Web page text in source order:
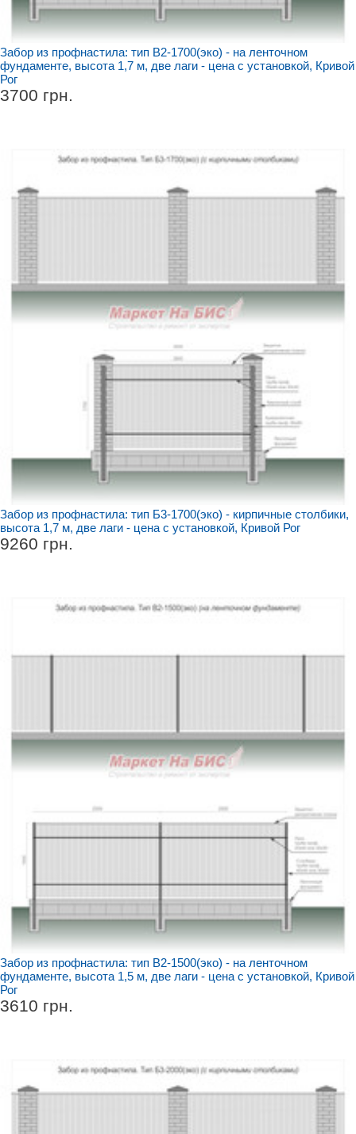
Забор из профнастила: тип В2-1700(эко) - на ленточном
фундаменте, высота 1,7 м, две лаги - цена с установкой, Кривой
Рог
3700 грн.
Забор из профнастила: тип Б3-1700(эко) - кирпичные столбики,
высота 1,7 м, две лаги - цена с установкой, Кривой Рог
9260 грн.
Забор из профнастила: тип В2-1500(эко) - на ленточном
фундаменте, высота 1,5 м, две лаги - цена с установкой, Кривой
Рог
3610 грн.